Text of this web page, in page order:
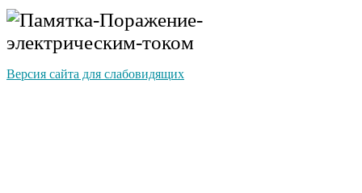
Версия сайта для слабовидящих